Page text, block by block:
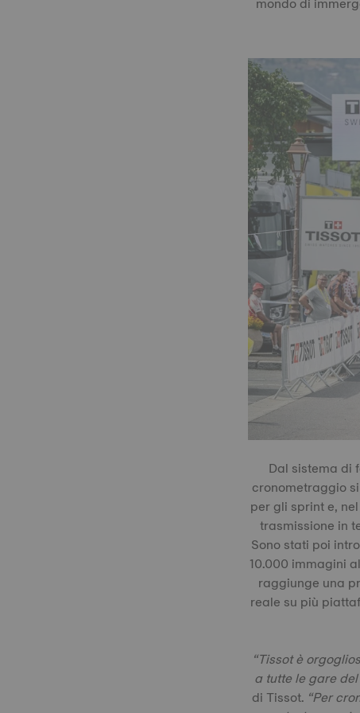
Dal sistema di
cronometraggio
per gli sprint e,
trasmissione in
Sono stati poi
10.000 immagini
raggiunge una
reale su più
“Tissot è
a tutte le gare
di Tissot. “Per